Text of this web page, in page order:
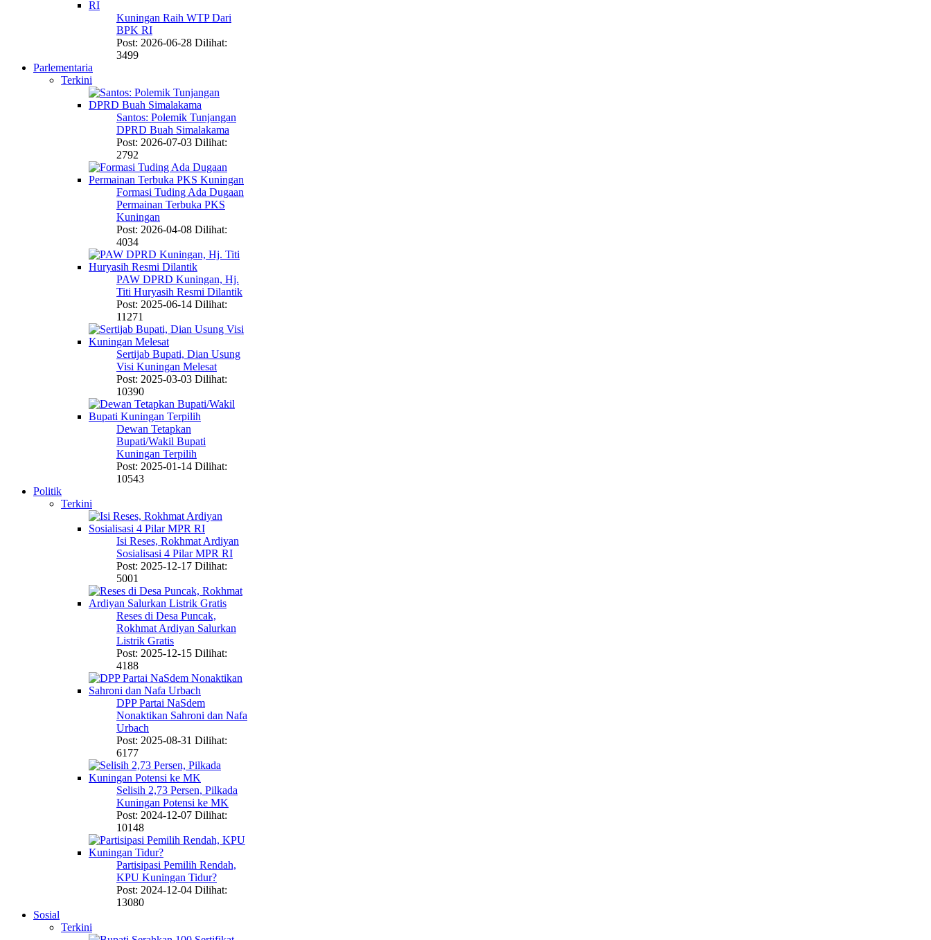
Kuningan Raih WTP Dari
BPK RI
Post: 2026-06-28 Dilihat:
3499
Parlementaria
Terkini
Santos: Polemik Tunjangan
DPRD Buah Simalakama
Post: 2026-07-03 Dilihat:
2792
Formasi Tuding Ada Dugaan
Permainan Terbuka PKS
Kuningan
Post: 2026-04-08 Dilihat:
4034
PAW DPRD Kuningan, Hj.
Titi Huryasih Resmi Dilantik
Post: 2025-06-14 Dilihat:
11271
Sertijab Bupati, Dian Usung
Visi Kuningan Melesat
Post: 2025-03-03 Dilihat:
10390
Dewan Tetapkan
Bupati/Wakil Bupati
Kuningan Terpilih
Post: 2025-01-14 Dilihat:
10543
Politik
Terkini
Isi Reses, Rokhmat Ardiyan
Sosialisasi 4 Pilar MPR RI
Post: 2025-12-17 Dilihat:
5001
Reses di Desa Puncak,
Rokhmat Ardiyan Salurkan
Listrik Gratis
Post: 2025-12-15 Dilihat:
4188
DPP Partai NaSdem
Nonaktikan Sahroni dan Nafa
Urbach
Post: 2025-08-31 Dilihat:
6177
Selisih 2,73 Persen, Pilkada
Kuningan Potensi ke MK
Post: 2024-12-07 Dilihat:
10148
Partisipasi Pemilih Rendah,
KPU Kuningan Tidur?
Post: 2024-12-04 Dilihat:
13080
Sosial
Terkini